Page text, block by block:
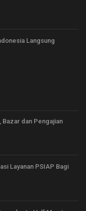
Langsung
Bazar dan Pengajian
Layanan PSIAP Bagi